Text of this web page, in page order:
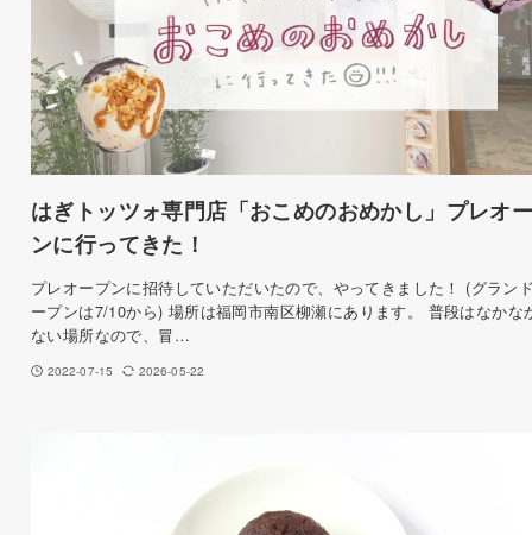
はぎトッツォ専門店「おこめのおめかし」プレオ
ンに行ってきた！
プレオープンに招待していただいたので、やってきました！ (グラン
ープンは7/10から) 場所は福岡市南区柳瀬にあります。 普段はなかな
ない場所なので、冒…
2022-07-15 2026-05-22